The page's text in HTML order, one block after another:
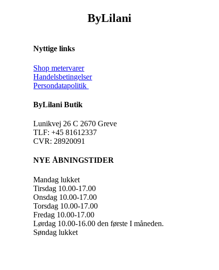
ByLilani
Nyttige links
Shop metervarer
Handelsbetingelser
Persondatapolitik
ByLilani Butik
Lunikvej 26 C 2670 Greve
TLF: +45 81612337
CVR: 28920091
NYE ÅBNINGSTIDER
Mandag lukket
Tirsdag 10.00-17.00
Onsdag 10.00-17.00
Torsdag 10.00-17.00
Fredag 10.00-17.00
Lørdag 10.00-16.00 den første I måneden.
Søndag lukket